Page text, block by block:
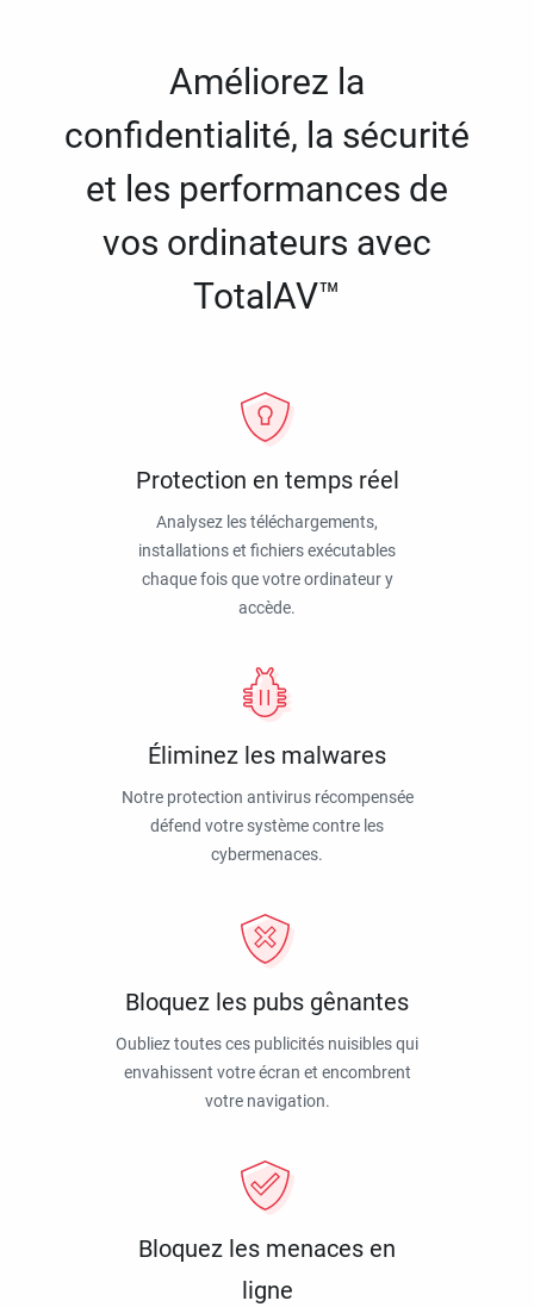
Améliorez la
confidentialité, la sécurité
et les performances de
vos ordinateurs avec
TotalAV™
Protection en temps réel
Analysez les téléchargements,
installations et fichiers exécutables
chaque fois que votre ordinateur y
accède.
Éliminez les malwares
Notre protection antivirus récompensée
défend votre système contre les
cybermenaces.
Bloquez les pubs gênantes
Oubliez toutes ces publicités nuisibles qui
envahissent votre écran et encombrent
votre navigation.
Bloquez les menaces en
ligne